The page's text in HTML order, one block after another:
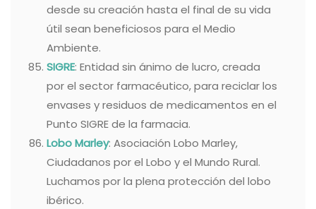
desde su creación hasta el final de su vida
útil sean beneficiosos para el Medio
Ambiente.
SIGRE: Entidad sin ánimo de lucro, creada
por el sector farmacéutico, para reciclar los
envases y residuos de medicamentos en el
Punto SIGRE de la farmacia.
Lobo Marley: Asociación Lobo Marley,
Ciudadanos por el Lobo y el Mundo Rural.
Luchamos por la plena protección del lobo
ibérico.